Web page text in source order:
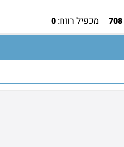
708 מכפיל רווח: 0